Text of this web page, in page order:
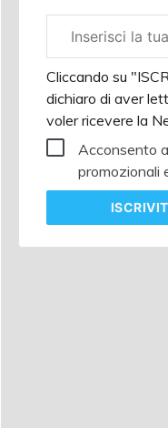
aziendale
Cliccando su
dichiaro di aver
voler ricevere la
Acconsento
promozionali